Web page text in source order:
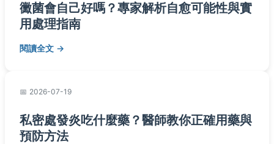
黴菌會自己好嗎？專家解析自愈可能性與實
用處理指南
閱讀全文
2026-07-19
私密處發炎吃什麼藥？醫師教你正確用藥與
預防方法